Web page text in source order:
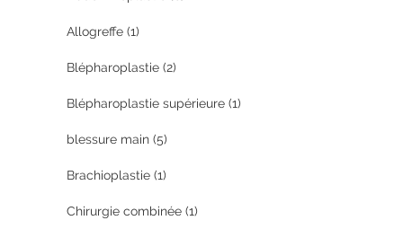
Allogreffe (1)
Blépharoplastie (2)
Blépharoplastie supérieure (1)
blessure main (5)
Brachioplastie (1)
Chirurgie combinée (1)